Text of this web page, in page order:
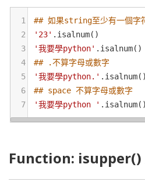
1
## 如果string至少有一個字
2
'23' . isalnum()
3
'我要學python' . isalnum()
4
## .不算字母或數字
5
'我要學python.' . isalnum()
6
## space 不算字母或數字
7
'我要學python ' . isalnum()
Function: